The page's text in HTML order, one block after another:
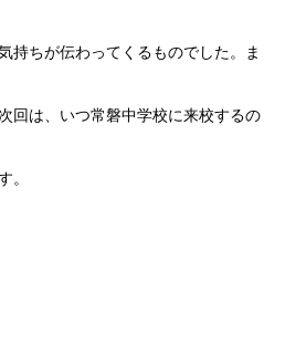
持ちが伝わってくるものでした。ま
回は、いつ常磐中学校に来校するの
。